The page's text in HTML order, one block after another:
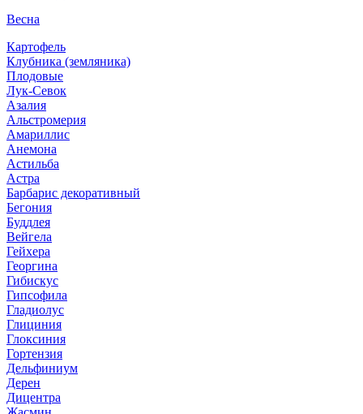
Весна
Картофель
Клубника (земляника)
Плодовые
Лук-Севок
Азалия
Альстромерия
Амариллис
Анемона
Астильба
Астра
Барбарис декоративный
Бегония
Буддлея
Вейгела
Гейхера
Георгина
Гибискус
Гипсофила
Гладиолус
Глициния
Глоксиния
Гортензия
Дельфиниум
Дерен
Дицентра